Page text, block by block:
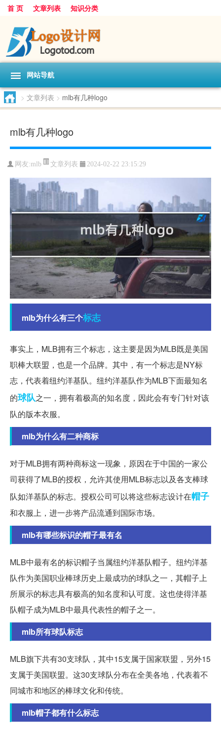
首 页 文章列表 知识分类
网站导航
> 文章列表 > mlb有几种logo
mlb有几种logo
网友:mlb 文章列表 2024-02-22 23:15:29
mlb为什么有三个标志
事实上，MLB拥有三个标志，这主要是因为MLB既是美国
职棒大联盟，也是一个品牌。其中，有一个标志是NY标
志，代表着纽约洋基队。纽约洋基队作为MLB下面最知名
的球队之一，拥有着极高的知名度，因此会有专门针对该
队的版本衣服。
mlb为什么有二种商标
对于MLB拥有两种商标这一现象，原因在于中国的一家公
司获得了MLB的授权，允许其使用MLB标志以及各支棒球
队如洋基队的标志。授权公司可以将这些标志设计在帽子
和衣服上，进一步将产品流通到国际市场。
mlb有哪些标识的帽子最有名
MLB中最有名的标识帽子当属纽约洋基队帽子。纽约洋基
队作为美国职业棒球历史上最成功的球队之一，其帽子上
所展示的标志具有极高的知名度和认可度。这也使得洋基
队帽子成为MLB中最具代表性的帽子之一。
mlb所有球队标志
MLB旗下共有30支球队，其中15支属于国家联盟，另外15
支属于美国联盟。这30支球队分布在全美各地，代表着不
同城市和地区的棒球文化和传统。
mlb帽子都有什么标志